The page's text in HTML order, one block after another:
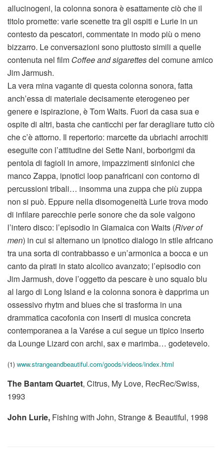
allucinogeni, la colonna sonora è esattamente ciò che il
titolo promette: varie scenette tra gli ospiti e Lurie in un
contesto da pescatori, commentate in modo più o meno
bizzarro. Le conversazioni sono piuttosto simili a quelle
contenuta nel film Coffee and sigarettesdel comune amico
Jim Jarmush.
La vera mina vagante di questa colonna sonora, fatta
anch’essa di materiale decisamente eterogeneo per
genere e ispirazione, è Tom Waits. Fuori da casa sua e
ospite di altri, basta che canticchi per far deragliare tutto ciò
che c’è attorno. Il repertorio: marcette da ubriachi arrochiti
eseguite con l’attitudine dei Sette Nani, borborigmi da
pentola di fagioli in amore, impazzimenti sinfonici che
manco Zappa, ipnotici loop panafricani con contorno di
percussioni tribali… insomma una zuppa che più zuppa
non si può. Eppure nella disomogeneità Lurie trova modo
di infilare parecchie perle sonore che da sole valgono
l’intero disco: l’episodio in Giamaica con Waits (River of
men) in cui si alternano un ipnotico dialogo in stile africano
tra una sorta di contrabbasso e un’armonica a bocca e un
canto da pirati in stato alcolico avanzato; l’episodio con
Jim Jarmush, dove l’oggetto da pescare è uno squalo blu
al largo di Long Island e la colonna sonora è dapprima un
ossessivo rhytm and blues che si trasforma in una
drammatica cacofonia con inserti di musica concreta
contemporanea a la Varése a cui segue un tipico inserto
da Lounge Lizard con archi, sax e marimba… godetevelo.
(1) www.strangeandbeautiful.com/goods/videos/index.html
The Bantam Quartet, Citrus, My Love, RecRec/Swiss,
1993
John Lurie, Fishing with John, Strange & Beautiful, 1998